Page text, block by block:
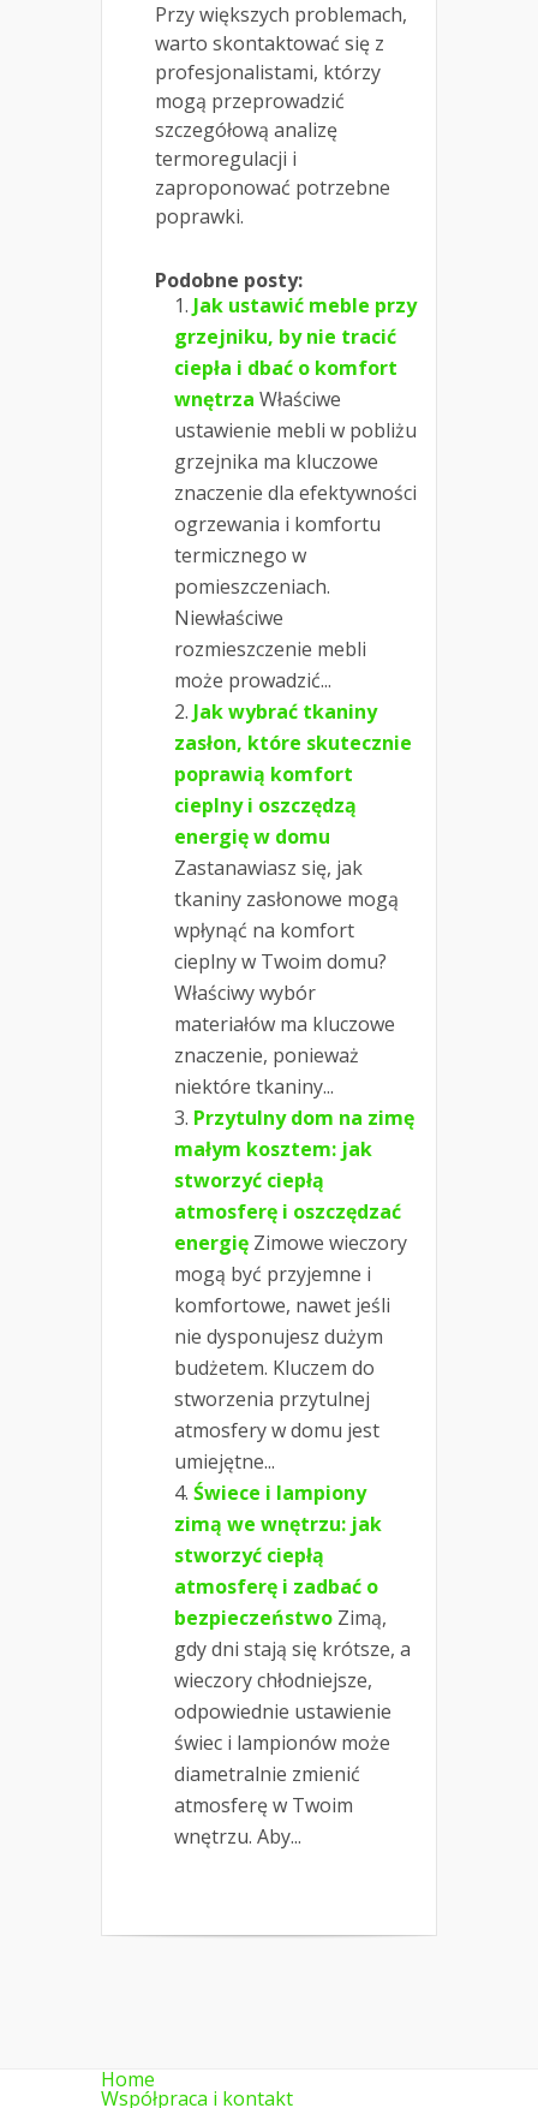
Przy większych problemach,
warto skontaktować się z
profesjonalistami, którzy
mogą przeprowadzić
szczegółową analizę
termoregulacji i
zaproponować potrzebne
poprawki.
Podobne posty:
Jak ustawić meble przy
grzejniku, by nie tracić
ciepła i dbać o komfort
wnętrza Właściwe
ustawienie mebli w pobliżu
grzejnika ma kluczowe
znaczenie dla efektywności
ogrzewania i komfortu
termicznego w
pomieszczeniach.
Niewłaściwe
rozmieszczenie mebli
może prowadzić...
Jak wybrać tkaniny
zasłon, które skutecznie
poprawią komfort
cieplny i oszczędzą
energię w domu
Zastanawiasz się, jak
tkaniny zasłonowe mogą
wpłynąć na komfort
cieplny w Twoim domu?
Właściwy wybór
materiałów ma kluczowe
znaczenie, ponieważ
niektóre tkaniny...
Przytulny dom na zimę
małym kosztem: jak
stworzyć ciepłą
atmosferę i oszczędzać
energię Zimowe wieczory
mogą być przyjemne i
komfortowe, nawet jeśli
nie dysponujesz dużym
budżetem. Kluczem do
stworzenia przytulnej
atmosfery w domu jest
umiejętne...
Świece i lampiony
zimą we wnętrzu: jak
stworzyć ciepłą
atmosferę i zadbać o
bezpieczeństwo Zimą,
gdy dni stają się krótsze, a
wieczory chłodniejsze,
odpowiednie ustawienie
świec i lampionów może
diametralnie zmienić
atmosferę w Twoim
wnętrzu. Aby...
Home
Współpraca i kontakt